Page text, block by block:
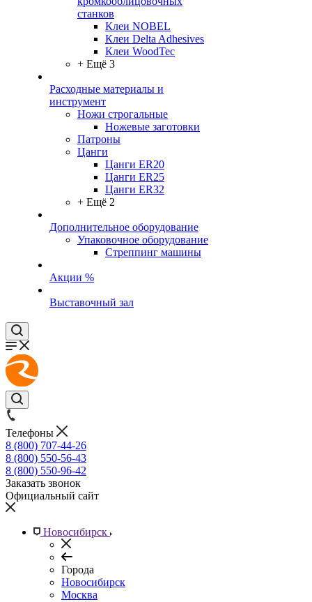
станков
Клеи NOBEL
Клеи Delta Adhesives
Клеи WoodTec
+ Ещё 3
Расходные материалы и
инструмент
Ножи строгальные
Ножевые заготовки
Патроны
Цанги
Цанги ER20
Цанги ER25
Цанги ER32
+ Ещё 2
Дополнительное оборудование
Упаковочное оборудование
Стреппинг машины
Акции %
Выставочный зал
Телефоны
8 (800) 707-44-26
8 (800) 550-56-43
8 (800) 550-96-42
Заказать звонок
Официальный сайт
Новосибирск
Города
Новосибирск
Москва